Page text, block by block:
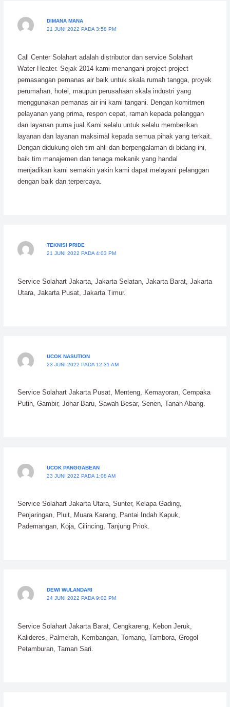
DIMANA MANA
21 JUNI 2022 PADA 3:58 PM
Call Center Solahart adalah distributor dan service Solahart
Water Heater. Sejak 2014 kami menangani project-project
pemasangan pemanas air baik untuk skala rumah tangga, proyek
perumahan, hotel, maupun perusahaan skala industri yang
menggunakan pemanas air ini kami tangani. Dengan komitmen
pelayanan yang prima, respon cepat, ramah kepada pelanggan
dan layanan purna jual Kami selalu untuk selalu memberikan
layanan dan layanan maksimal kepada semua pihak yang terkait.
Dengan didukung oleh tim ahli dan berpengalaman di bidang ini,
baik tim manajemen dan tenaga mekanik yang handal
menjadikan kami semakin yakin kami dapat melayani pelanggan
dengan baik dan terpercaya.
TEKNISI PRIDE
21 JUNI 2022 PADA 4:03 PM
Service Solahart Jakarta, Jakarta Selatan, Jakarta Barat, Jakarta
Utara, Jakarta Pusat, Jakarta Timur.
UCOK NASUTION
23 JUNI 2022 PADA 12:31 AM
Service Solahart Jakarta Pusat, Menteng, Kemayoran, Cempaka
Putih, Gambir, Johar Baru, Sawah Besar, Senen, Tanah Abang.
UCOK PANGGABEAN
23 JUNI 2022 PADA 1:08 AM
Service Solahart Jakarta Utara, Sunter, Kelapa Gading,
Penjaringan, Pluit, Muara Karang, Pantai Indah Kapuk,
Pademangan, Koja, Cilincing, Tanjung Priok.
DEWI WULANDARI
24 JUNI 2022 PADA 9:02 PM
Service Solahart Jakarta Barat, Cengkareng, Kebon Jeruk,
Kalideres, Palmerah, Kembangan, Tomang, Tambora, Grogol
Petamburan, Taman Sari.